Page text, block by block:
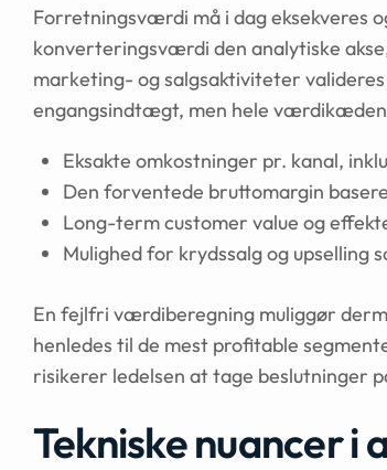
Forretningsværdi må i dag eksekveres
konverteringsværdi den analytiske
marketing- og salgsaktiviteter
engangsindtægt, men hele
Eksakte omkostninger pr. kanal,
Den forventede bruttomargin
Long-term customer value og
Mulighed for krydssalg og upselling
En fejlfri værdiberegning muliggør
henledes til de mest profitable
risikerer ledelsen at tage beslutninger
Tekniske nuancer i